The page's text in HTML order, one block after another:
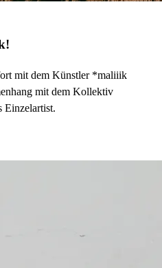
mit dem Künstler *maliiik
mit dem Kollektiv
Einzelartist.